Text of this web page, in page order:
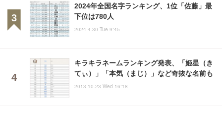
2024年全国名字ランキング、1位「佐藤」最
下位は780人
2024.4.30 Tue 9:45
キラキラネームランキング発表、「姫星（き
てぃ）」「本気（まじ）」など奇抜な名前も
2013.10.23 Wed 16:18